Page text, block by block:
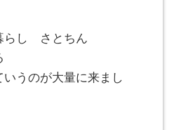
らし さとちん
うのが大量に来まし